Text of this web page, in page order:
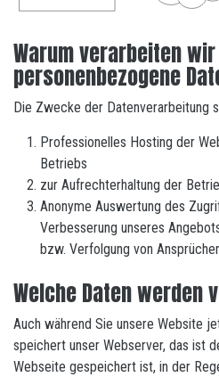
Warum verarbeiten wir
personenbezogene
Die Zwecke der Datenverarbeitung
Professionelles Hosting der
Betriebs
zur Aufrechterhaltung der
Anonyme Auswertung des
Verbesserung unseres
bzw. Verfolgung von
Welche Daten werden
Auch während Sie unsere Website
speichert unser Webserver, das ist
Webseite gespeichert ist, in der